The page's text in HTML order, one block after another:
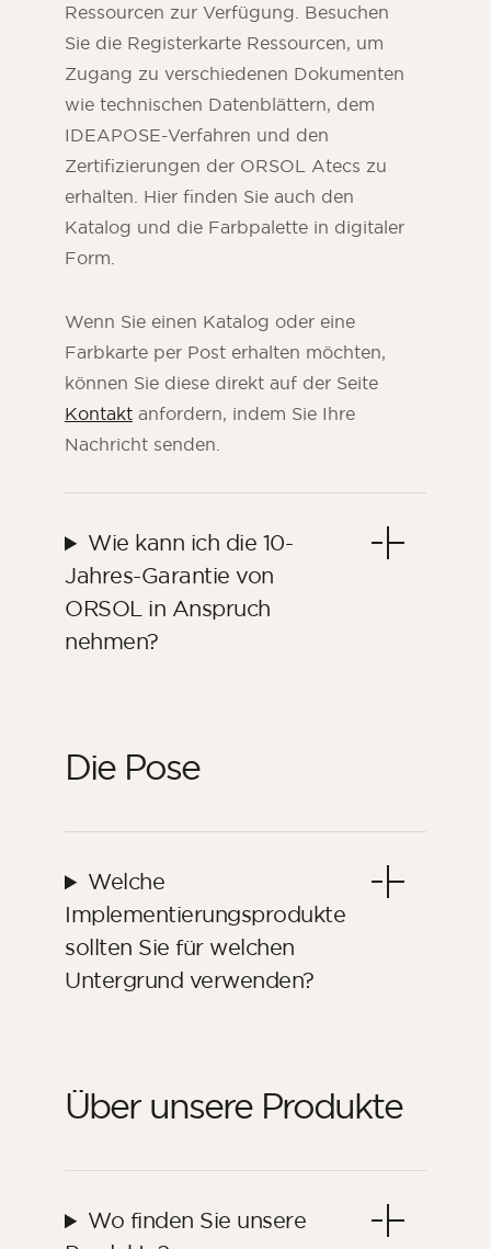
ORSOL-Magazin
Lassen Sie sich von der Ästhetik und den
Ressourcen zur Verfügung. Besuchen
Sie die Registerkarte Ressourcen, um
Zugang zu verschiedenen Dokumenten
wie technischen Datenblättern, dem
IDEAPOSE-Verfahren und den
Zertifizierungen der ORSOL Atecs zu
erhalten. Hier finden Sie auch den
Katalog und die Farbpalette in digitaler
Form.
Wenn Sie einen Katalog oder eine
Farbkarte per Post erhalten möchten,
können Sie diese direkt auf der Seite
Kontakt anfordern, indem Sie Ihre
Nachricht senden.
Wie kann ich die 10-
Jahres-Garantie von
ORSOL in Anspruch
nehmen?
Die Pose
Welche
Implementierungsprodukte
sollten Sie für welchen
Untergrund verwenden?
Über unsere Produkte
Wo finden Sie unsere